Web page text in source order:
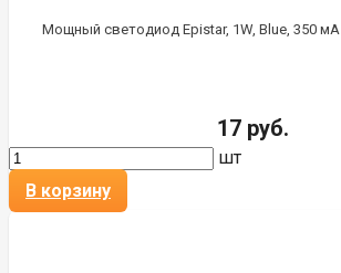
Мощный светодиод Epistar, 1W, Blue, 350 мА
17 руб.
шт
В корзину